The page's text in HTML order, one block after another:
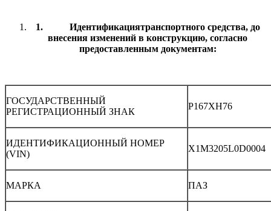
1. Идентификациятранспортного средства, до
внесения изменений в конструкцию, согласно
предоставленным документам:
ГОСУДАРСТВЕННЫЙ
РЕГИСТРАЦИОННЫЙ ЗНАК
Р167ХН76
ИДЕНТИФИКАЦИОННЫЙ НОМЕР
(VIN)
X1M3205L0D0004
МАРКА ПАЗ